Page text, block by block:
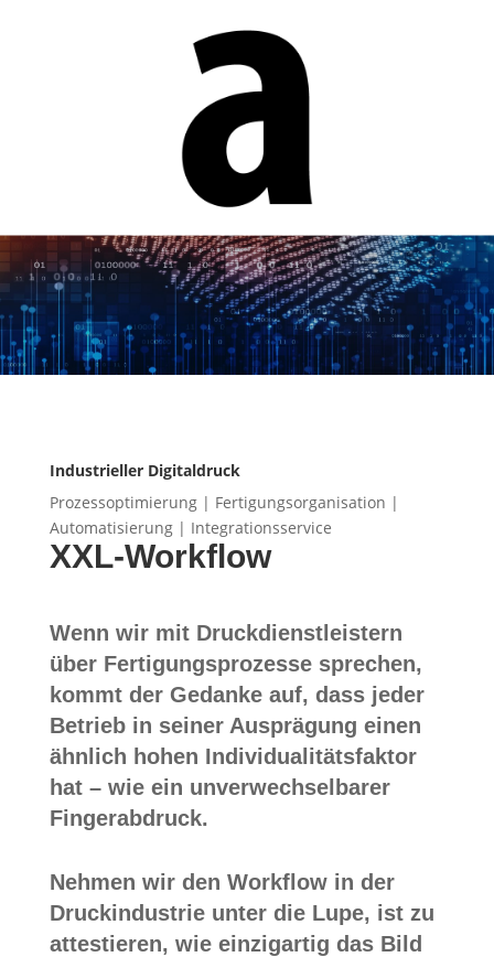
Industrieller Digitaldruck
Prozessoptimierung | Fertigungsorganisation |
Automatisierung | Integrationsservice
XXL-Workflow
Wenn wir mit Druckdienstleistern
über Fertigungsprozesse sprechen,
kommt der Gedanke auf, dass jeder
Betrieb in seiner Ausprägung einen
ähnlich hohen Individualitätsfaktor
hat – wie ein unverwechselbarer
Fingerabdruck.
Nehmen wir den Workflow in der
Druckindustrie unter die Lupe, ist zu
attestieren, wie einzigartig das Bild